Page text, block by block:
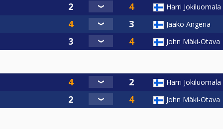
Harri Jokiluomala
Jaako Angeria
John Mäki-Otava
Harri Jokiluomala
John Mäki-Otava